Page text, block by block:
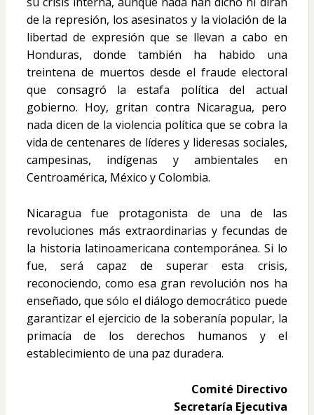
de la represión, los asesinatos y la violación de la
libertad de expresión que se llevan a cabo en
Honduras, donde también ha habido una
treintena de muertos desde el fraude electoral
que consagró la estafa política del actual
gobierno. Hoy, gritan contra Nicaragua, pero
nada dicen de la violencia política que se cobra la
vida de centenares de líderes y lideresas sociales,
campesinas, indígenas y ambientales en
Centroamérica, México y Colombia.
Nicaragua fue protagonista de una de las
revoluciones más extraordinarias y fecundas de
la historia latinoamericana contemporánea. Si lo
fue, será capaz de superar esta crisis,
reconociendo, como esa gran revolución nos ha
enseñado, que sólo el diálogo democrático puede
garantizar el ejercicio de la soberanía popular, la
primacía de los derechos humanos y el
establecimiento de una paz duradera.
Comité Directivo
Secretaría Ejecutiva